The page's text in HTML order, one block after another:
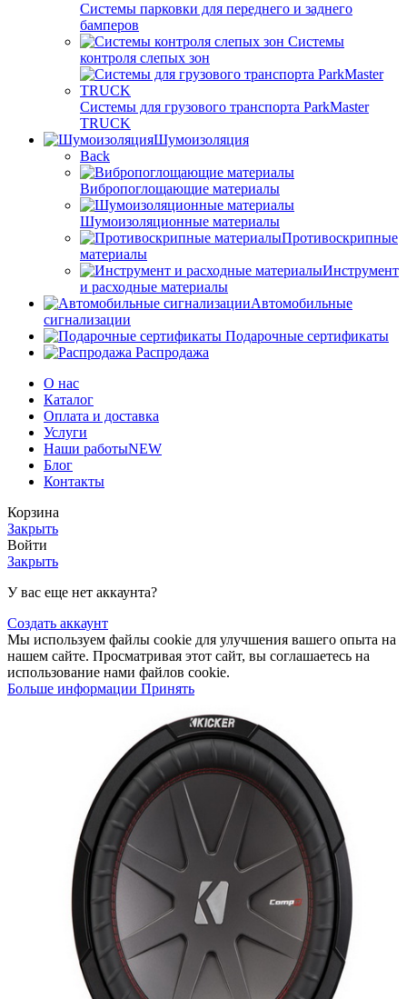
Системы парковки для переднего и заднего
бамперов
Системы
контроля слепых зон
Системы для грузового транспорта ParkMaster
TRUCK
Шумоизоляция
Back
Вибропоглощающие материалы
Шумоизоляционные материалы
Противоскрипные
материалы
Инструмент
и расходные материалы
Автомобильные
сигнализации
Подарочные сертификаты
Распродажа
О нас
Каталог
Оплата и доставка
Услуги
Наши работыNEW
Блог
Контакты
Корзина
Закрыть
Войти
Закрыть
У вас еще нет аккаунта?
Создать аккаунт
Мы используем файлы cookie для улучшения вашего опыта на
нашем сайте. Просматривая этот сайт, вы соглашаетесь на
использование нами файлов cookie.
Больше информации Больше
Принять